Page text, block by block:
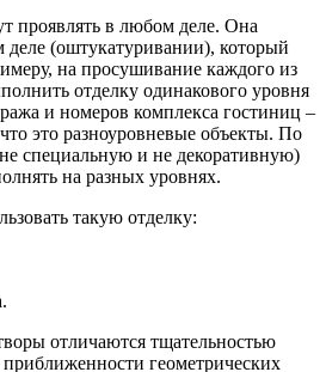
проявлять в любом деле. Она
деле (оштукатуривании), который
на просушивание каждого из
отделку одинакового уровня
и номеров комплекса гостиниц –
это разноуровневые объекты. По
специальную и не декоративную)
на разных уровнях.
такую отделку:
отличаются тщательностью
геометрических